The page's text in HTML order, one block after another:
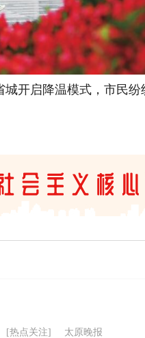
开启降温模式，市民纷
[热点关注] 太原晚报